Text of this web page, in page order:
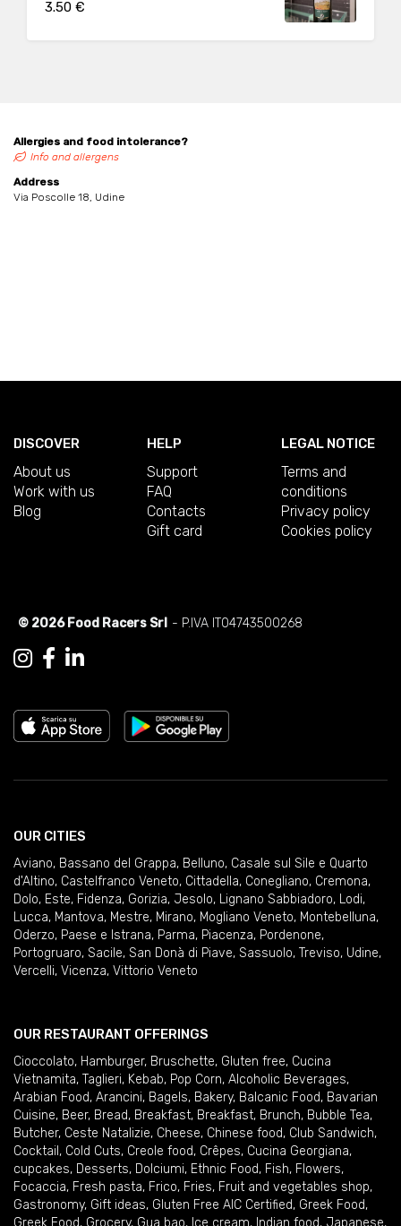
3.50 €
Allergies and food intolerance?
Info and allergens
Address
Via Poscolle 18, Udine
DISCOVER
About us
Work with us
Blog
HELP
Support
FAQ
Contacts
Gift card
LEGAL NOTICE
Terms and
conditions
Privacy policy
Cookies policy
© 2026 Food Racers Srl - P.IVA IT04743500268
OUR CITIES
Aviano, Bassano del Grappa, Belluno, Casale sul Sile e Quarto
d'Altino, Castelfranco Veneto, Cittadella, Conegliano, Cremona,
Dolo, Este, Fidenza, Gorizia, Jesolo, Lignano Sabbiadoro, Lodi,
Lucca, Mantova, Mestre, Mirano, Mogliano Veneto, Montebelluna,
Oderzo, Paese e Istrana, Parma, Piacenza, Pordenone,
Portogruaro, Sacile, San Donà di Piave, Sassuolo, Treviso, Udine,
Vercelli, Vicenza, Vittorio Veneto
OUR RESTAURANT OFFERINGS
Cioccolato, Hamburger, Bruschette, Gluten free, Cucina
Vietnamita, Taglieri, Kebab, Pop Corn, Alcoholic Beverages,
Arabian Food, Arancini, Bagels, Bakery, Balcanic Food, Bavarian
Cuisine, Beer, Bread, Breakfast, Breakfast, Brunch, Bubble Tea,
Butcher, Ceste Natalizie, Cheese, Chinese food, Club Sandwich,
Cocktail , Cold Cuts, Creole food, Crêpes, Cucina Georgiana,
cupcakes, Desserts, Dolciumi, Ethnic Food, Fish, Flowers,
Focaccia, Fresh pasta, Frico, Fries, Fruit and vegetables shop,
Gastronomy, Gift ideas, Gluten Free AIC Certified, Greek Food,
Greek Food, Grocery, Gua bao, Ice cream, Indian food, Japanese,